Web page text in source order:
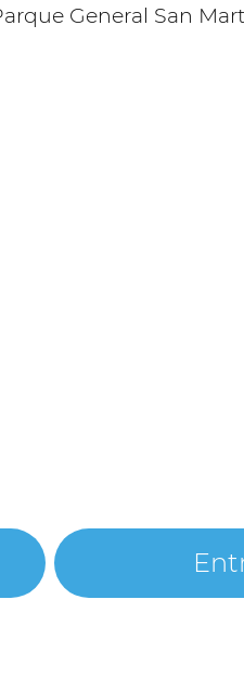
General San